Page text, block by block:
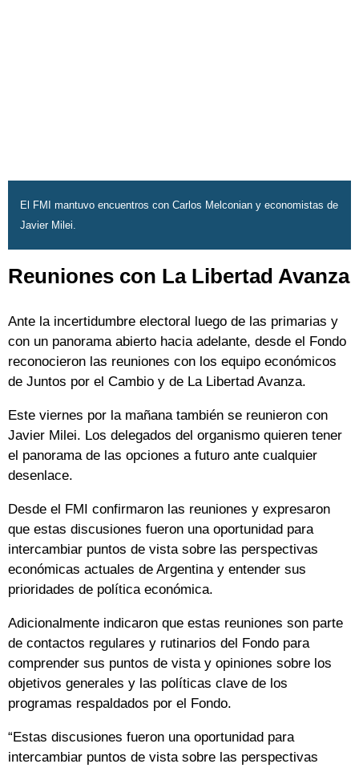
El FMI mantuvo encuentros con Carlos Melconian y economistas de
Javier Milei.
Reuniones con La Libertad Avanza
Ante la incertidumbre electoral luego de las primarias y
con un panorama abierto hacia adelante, desde el Fondo
reconocieron las reuniones con los equipo económicos
de Juntos por el Cambio y de La Libertad Avanza.
Este viernes por la mañana también se reunieron con
Javier Milei. Los delegados del organismo quieren tener
el panorama de las opciones a futuro ante cualquier
desenlace.
Desde el FMI confirmaron las reuniones y expresaron
que estas discusiones fueron una oportunidad para
intercambiar puntos de vista sobre las perspectivas
económicas actuales de Argentina y entender sus
prioridades de política económica.
Adicionalmente indicaron que estas reuniones son parte
de contactos regulares y rutinarios del Fondo para
comprender sus puntos de vista y opiniones sobre los
objetivos generales y las políticas clave de los
programas respaldados por el Fondo.
“Estas discusiones fueron una oportunidad para
intercambiar puntos de vista sobre las perspectivas